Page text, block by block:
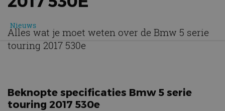
Nieuws
Alles wat je moet weten over de Bmw 5 serie
touring 2017 530e
Beknopte specificaties Bmw 5 serie
touring 2017 530e